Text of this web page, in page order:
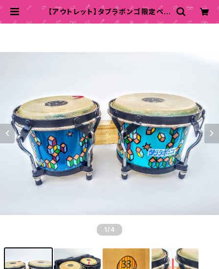
【アウトレット】タブラボンゴ限定ペイ
ンティングモデル E | ASA-CHANG
1 /4